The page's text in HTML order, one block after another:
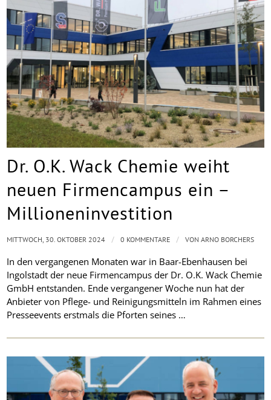
Dr. O.K. Wack Chemie weiht
neuen Firmencampus ein –
Millioneninvestition
In den vergangenen Monaten war in Baar-Ebenhausen bei
Ingolstadt der neue Firmencampus der Dr. O.K. Wack Chemie
GmbH entstanden. Ende vergangener Woche nun hat der
Anbieter von Pflege- und Reinigungsmitteln im Rahmen eines
Presseevents erstmals die Pforten seines …
MITTWOCH, 30. OKTOBER 2024 / 0 KOMMENTARE / VONARNO BORCHERS